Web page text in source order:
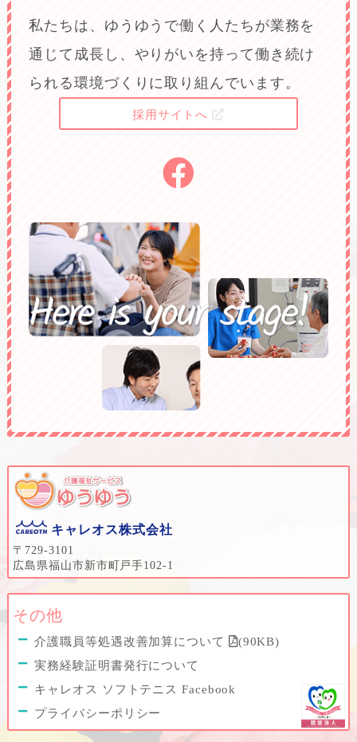
私たちは、ゆうゆうで働く人たちが業務を
通じて成長し、やりがいを持って働き続け
られる環境づくりに取り組んでいます。
採用サイトへ
キャレオス株式会社
〒729-3101
広島県福山市新市町戸手102-1
その他
介護職員等処遇改善加算について
(90KB)
実務経験証明書発行について
キャレオス ソフトテニス Facebook
プライバシーポリシー